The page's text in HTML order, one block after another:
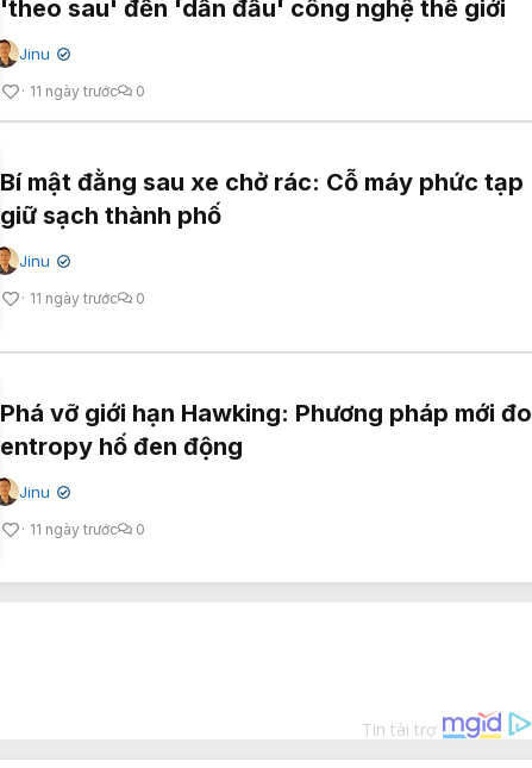
'theo sau' đến 'dẫn đầu' công nghệ thế giới
Jinu ✔
11 ngày trước 0
Bí mật đằng sau xe chở rác: Cỗ máy phức tạp
giữ sạch thành phố
Jinu ✔
11 ngày trước 0
Phá vỡ giới hạn Hawking: Phương pháp mới đo
entropy hố đen động
Jinu ✔
11 ngày trước 0